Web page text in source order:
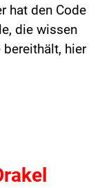
hat den Code
die wissen
hier